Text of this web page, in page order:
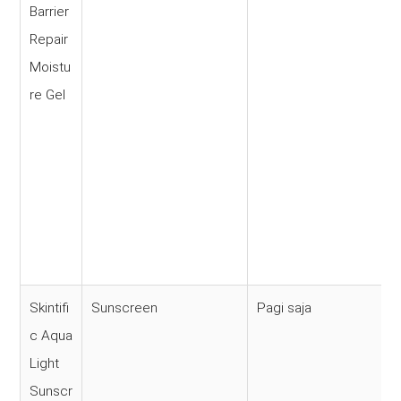
Barrier
Repair
Moistu
re Gel
Skintifi
c Aqua
Light
Sunscr
Sunscreen Pagi saja